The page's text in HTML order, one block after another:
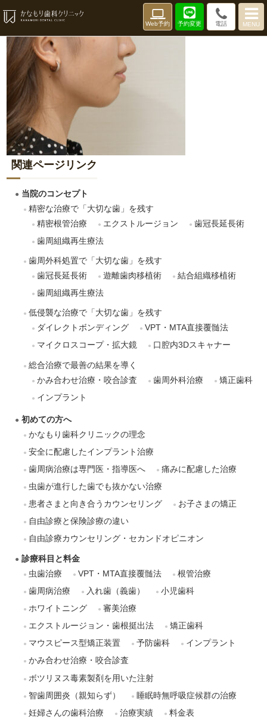
MENU
電話
予約変更
Web予約
関連ページリンク
当院のコンセプト
精密な治療で「大切な歯」を残す
精密根管治療
エクストルージョン
歯冠長延長術
歯周組織再生療法
歯周外科処置で「大切な歯」を残す
歯冠長延長術
遊離歯肉移植術
結合組織移植術
歯周組織再生療法
低侵襲な治療で「大切な歯」を残す
ダイレクトボンディング
VPT・MTA直接覆髄法
マイクロスコープ・拡大鏡
口腔内3Dスキャナー
総合治療で最善の結果を導く
かみ合わせ治療・咬合診査
歯周外科治療
矯正歯科
インプラント
初めての方へ
かなもり歯科クリニックの理念
安全に配慮したインプラント治療
歯周病治療は専門医・指導医へ
痛みに配慮した治療
虫歯が進行した歯でも抜かない治療
患者さまと向き合うカウンセリング
お子さまの矯正
自由診療と保険診療の違い
自由診療カウンセリング・セカンドオピニオン
診療科目と料金
虫歯治療
VPT・MTA直接覆髄法
根管治療
歯周病治療
入れ歯（義歯）
小児歯科
ホワイトニング
審美治療
エクストルージョン・歯根挺出法
矯正歯科
マウスピース型矯正装置
予防歯科
インプラント
かみ合わせ治療・咬合診査
ボツリヌス毒素製剤を用いた注射
智歯周囲炎（親知らず）
睡眠時無呼吸症候群の治療
妊婦さんの歯科治療
治療実績
料金表